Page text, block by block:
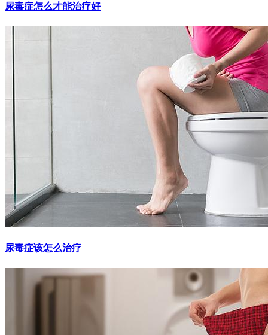
尿毒症怎么才能治疗好
尿毒症该怎么治疗